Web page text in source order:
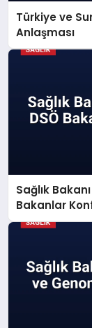
Türkiye ve
Anlaşması
Sağlık
Bakanlar